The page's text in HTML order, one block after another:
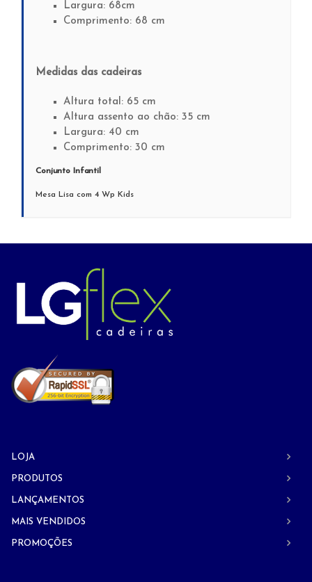
Largura: 68cm
Comprimento: 68 cm
Medidas das cadeiras
Altura total: 65 cm
Altura assento ao chão: 35 cm
Largura: 40 cm
Comprimento: 30 cm
Conjunto Infantil
Mesa Lisa com 4 Wp Kids
LOJA
PRODUTOS
LANÇAMENTOS
MAIS VENDIDOS
PROMOÇÕES